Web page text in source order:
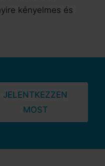
kényelmes és
JELENTKEZZEN
MOST